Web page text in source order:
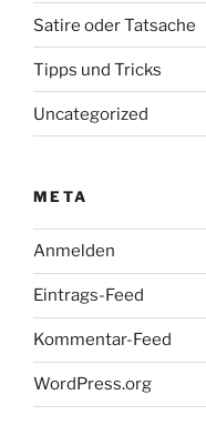
Satire oder Tatsache
Tipps und Tricks
Uncategorized
META
Anmelden
Eintrags-Feed
Kommentar-Feed
WordPress.org